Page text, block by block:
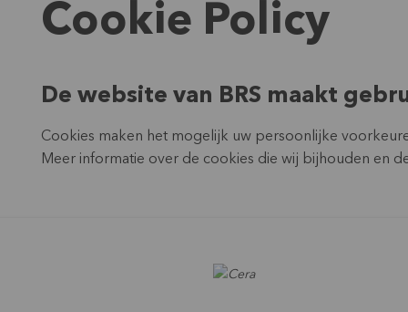
Cookie Policy
De website van BRS maakt
Cookies maken het mogelijk uw persoonlijke
Meer informatie over de cookies die wij bijhouden en